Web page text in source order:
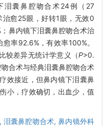
泪囊鼻腔吻合术24例（27
治愈25眼，好转1眼，无效0
鼻内镜下泪囊鼻腔吻合术治
率92.6%，有效率100%。
较差异无统计学意义（P>0.
合术与经典泪囊鼻腔吻合术
效接近，但鼻内镜下泪囊鼻
小，疗效确切，出血少，值
泪囊鼻腔吻合术,鼻内镜外科